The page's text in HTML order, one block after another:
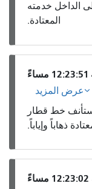
الخط 36 المتجه إلى الداخل خدمته
المعتادة.
عرض المزيد
خط قطار